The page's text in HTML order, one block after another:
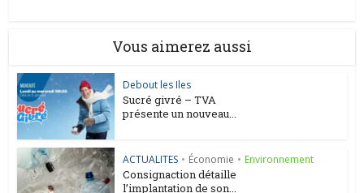
Vous aimerez aussi
Debout les Iles
Sucré givré – TVA
présente un nouveau...
ACTUALITES • Économie • Environnement
Consignaction détaille
l’implantation de son...